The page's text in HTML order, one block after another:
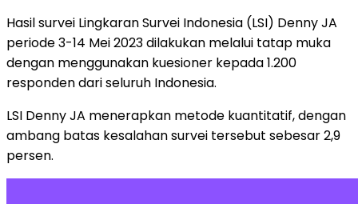
Hasil survei Lingkaran Survei Indonesia (LSI) Denny JA
periode 3-14 Mei 2023 dilakukan melalui tatap muka
dengan menggunakan kuesioner kepada 1.200
responden dari seluruh Indonesia.
LSI Denny JA menerapkan metode kuantitatif, dengan
ambang batas kesalahan survei tersebut sebesar 2,9
persen.